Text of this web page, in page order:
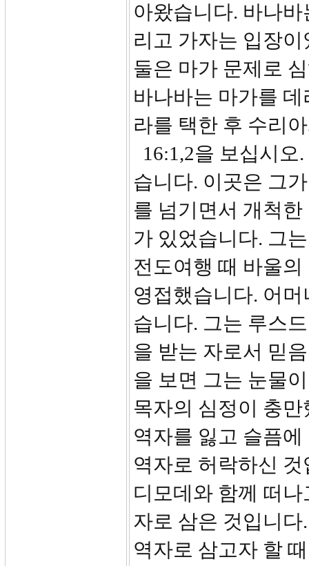
아왔습니다. 바나
리고 가자는 입장
둘은 마가 문제로
바나바는 마가를
라를 택한 후 수리
16:1,2을 보십시
습니다. 이곳은 그
를 넘기면서 개척
가 있었습니다. 그
전도여행 때 바울
영접했습니다. 어
습니다. 그는 루스
을 받는 자로서 믿
을 보면 그는 눈물
목자의 심정이 충
역자를 잃고 슬픔
역자로 허락하신
디모데와 함께 떠
자로 삼은 것입니
역자로 삼고자 할